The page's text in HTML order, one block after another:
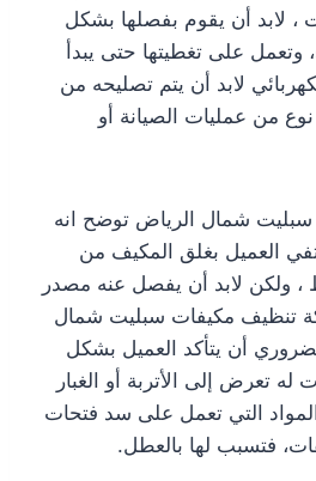
، لابد أن يقوم بفصلها بشكل
وتعمل على تغطيتها حتى يبدأ
لابد أن يتم تصليحه من
نوع من عمليات الصيانة أو
شمال الرياض توضح انه
العميل بغلق المكيف من
، ولكن لابد أن يفصل عنه مصدر
تنظيف مكيفات سبليت شمال
أن يتأكد العميل بشكل
تعرض إلى الأتربة أو الغبار
التي تعمل على سد فتحات
فتسبب لها بالعطل.